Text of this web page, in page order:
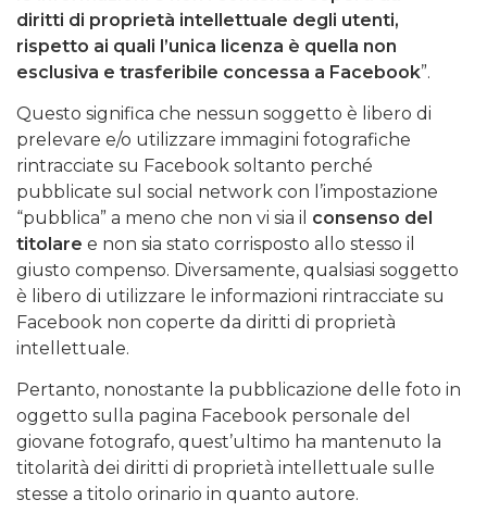
diritti di proprietà intellettuale degli utenti,
rispetto ai quali l’unica licenza è quella non
esclusiva e trasferibile concessa a Facebook”.
Questo significa che nessun soggetto è libero di
prelevare e/o utilizzare immagini fotografiche
rintracciate su Facebook soltanto perché
pubblicate sul social network con l’impostazione
“pubblica” a meno che non vi sia il consenso del
titolare e non sia stato corrisposto allo stesso il
giusto compenso. Diversamente, qualsiasi soggetto
è libero di utilizzare le informazioni rintracciate su
Facebook non coperte da diritti di proprietà
intellettuale.
Pertanto, nonostante la pubblicazione delle foto in
oggetto sulla pagina Facebook personale del
giovane fotografo, quest’ultimo ha mantenuto la
titolarità dei diritti di proprietà intellettuale sulle
stesse a titolo orinario in quanto autore.